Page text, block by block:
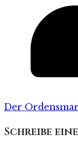
Der
Schreibe